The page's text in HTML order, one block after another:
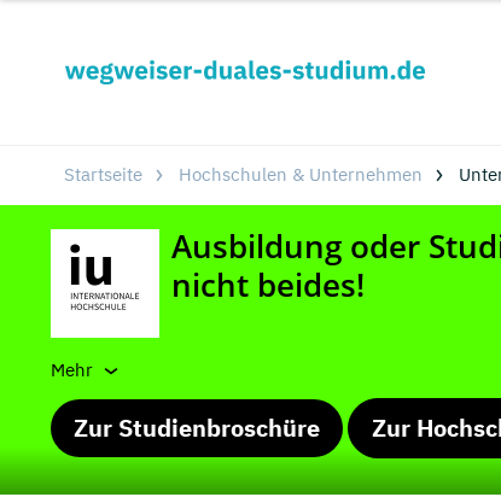
Startseite Hochschulen & Unternehmen
Mehr
Zur Studienbroschüre Zur